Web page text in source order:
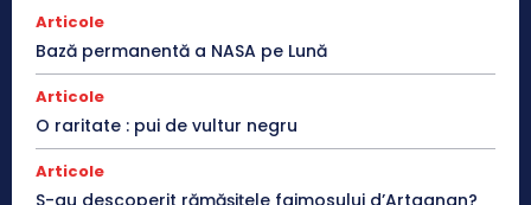
Articole
Bază permanentă a NASA pe Lună
Articole
O raritate : pui de vultur negru
Articole